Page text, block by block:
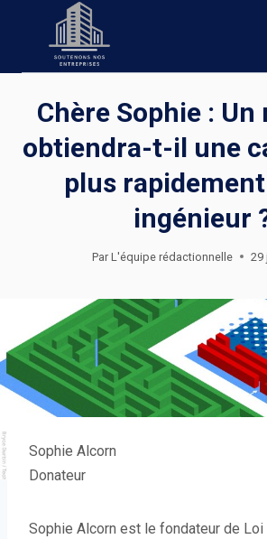
Chère Sophie : Un
obtiendra-t-il une
plus rapidement
ingénieur
Par L'équipe rédactionnelle 29
Sophie Alcorn
Donateur
Sophie Alcorn est le fondateur de Loi